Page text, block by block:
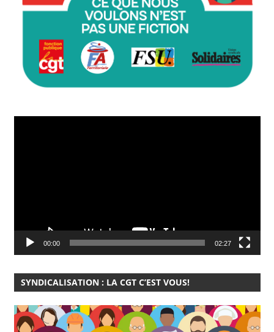
00:00 02:27
SYNDICALISATION : LA CGT C’EST VOUS!